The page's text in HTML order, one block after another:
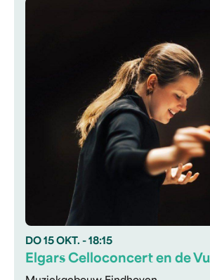
DO 15 OKT. - 18:15
Elgars Celloconcert en de